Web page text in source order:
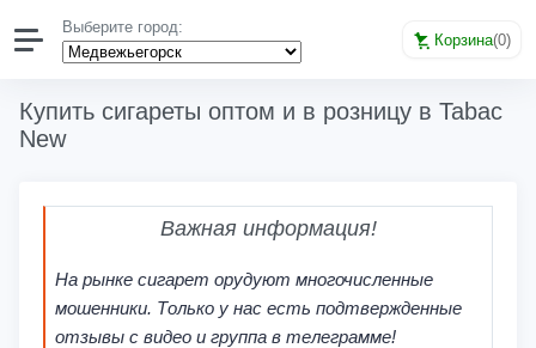
Выберите город:
Корзина(0)
Купить сигареты оптом и в розницу в Tabac
New
Важная информация!
На рынке сигарет орудуют многочисленные
мошенники. Только у нас есть подтвержденные
отзывы с видео и группа в телеграмме!